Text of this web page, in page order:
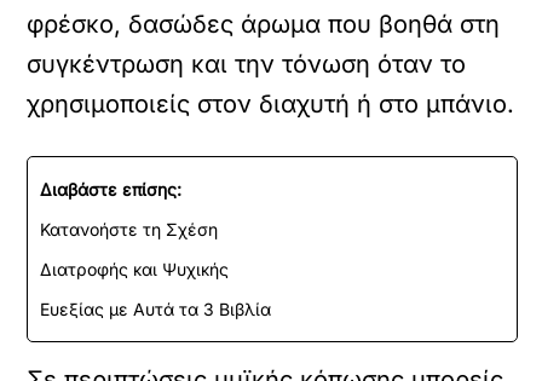
φρέσκο, δασώδες άρωμα που βοηθά στη
συγκέντρωση και την τόνωση όταν το
χρησιμοποιείς στον διαχυτή ή στο μπάνιο.
Διαβάστε επίσης:
Κατανοήστε τη Σχέση
Διατροφής και Ψυχικής
Ευεξίας με Αυτά τα 3 Βιβλία